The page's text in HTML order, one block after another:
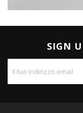
SIGN